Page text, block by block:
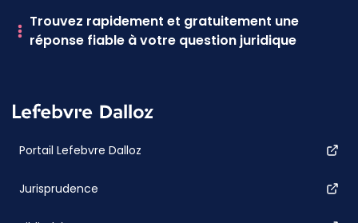
Trouvez rapidement et gratuitement une
réponse fiable à votre question juridique
Portail Lefebvre Dalloz
Jurisprudence